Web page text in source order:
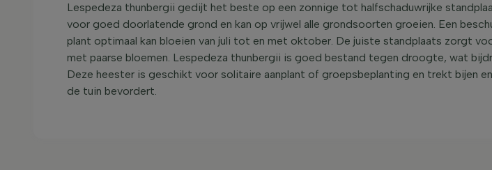
Lespedeza thunbergii gedijt het beste op een zonnige tot halfschaduwrijke
voor goed doorlatende grond en kan op vrijwel alle grondsoorten groeien. Een
plant optimaal kan bloeien van juli tot en met oktober. De juiste standplaats zorgt
met paarse bloemen. Lespedeza thunbergii is goed bestand tegen droogte, wat
Deze heester is geschikt voor solitaire aanplant of groepsbeplanting en trekt bijen
de tuin bevordert.